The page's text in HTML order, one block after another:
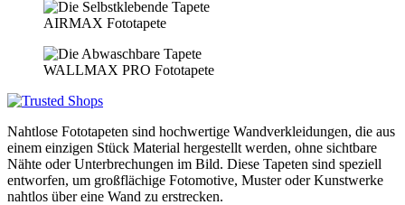
AIRMAX Fototapete
WALLMAX PRO Fototapete
Nahtlose Fototapeten sind hochwertige Wandverkleidungen, die aus
einem einzigen Stück Material hergestellt werden, ohne sichtbare
Nähte oder Unterbrechungen im Bild. Diese Tapeten sind speziell
entworfen, um großflächige Fotomotive, Muster oder Kunstwerke
nahtlos über eine Wand zu erstrecken.